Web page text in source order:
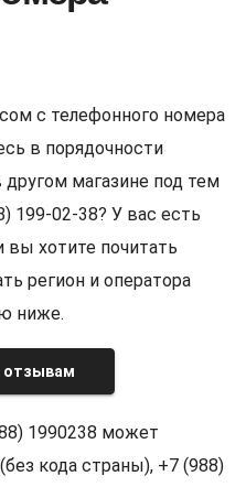
с телефонного номера
в порядочности
магазине под тем
199-02-38? У вас есть
вы хотите почитать
регион и оператора
ниже.
отзывам
1990238 может
кода страны), +7 (988)